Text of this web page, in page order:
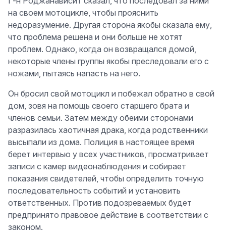
на своем мотоцикле, чтобы прояснить
недоразумение. Другая сторона якобы сказала ему,
что проблема решена и они больше не хотят
проблем. Однако, когда он возвращался домой,
некоторые члены группы якобы преследовали его с
ножами, пытаясь напасть на него.
Он бросил свой мотоцикл и побежал обратно в свой
дом, зовя на помощь своего старшего брата и
членов семьи. Затем между обеими сторонами
разразилась хаотичная драка, когда родственники
высыпали из дома. Полиция в настоящее время
берет интервью у всех участников, просматривает
записи с камер видеонаблюдения и собирает
показания свидетелей, чтобы определить точную
последовательность событий и установить
ответственных. Против подозреваемых будет
предпринято правовое действие в соответствии с
законом.